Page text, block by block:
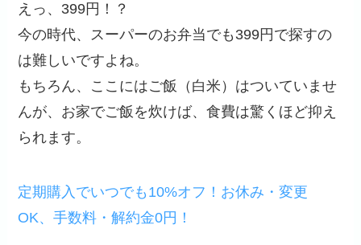
えっ、399円！？
今の時代、スーパーのお弁当でも399円で探すの
は難しいですよね。
もちろん、ここにはご飯（白米）はついていませ
んが、お家でご飯を炊けば、食費は驚くほど抑え
られます。
定期購入でいつでも10%オフ！お休み・変更
OK、手数料・解約金0円！